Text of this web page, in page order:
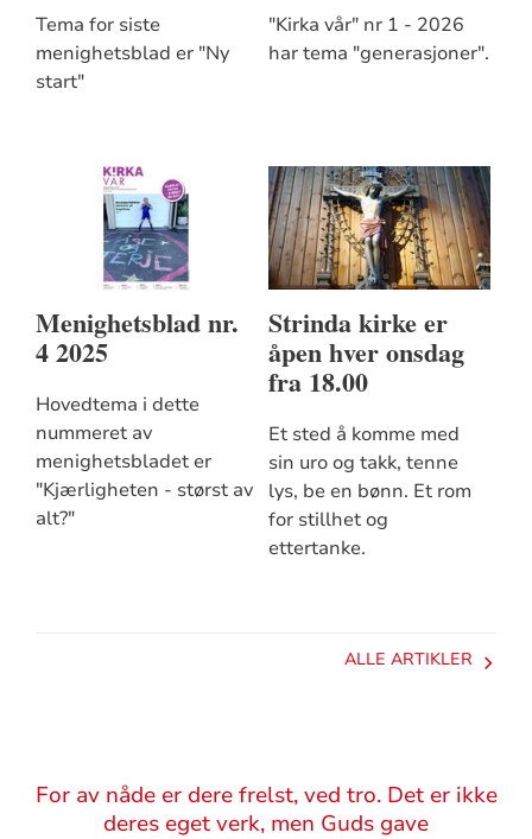
Tema for siste
menighetsblad er "Ny
start"
"Kirka vår" nr 1 - 2026
har tema "generasjoner".
Menighetsblad nr.
4 2025
Hovedtema i dette
nummeret av
menighetsbladet er
"Kjærligheten - størst av
alt?"
Strinda kirke er
åpen hver onsdag
fra 18.00
Et sted å komme med
sin uro og takk, tenne
lys, be en bønn. Et rom
for stillhet og
ettertanke.
ALLE ARTIKLER
Sitat
For av nåde er dere frelst, ved tro. Det er ikke
deres eget verk, men Guds gave